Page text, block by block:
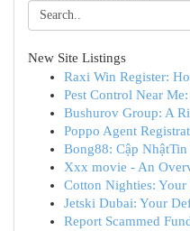
New Site Listings
Raxi Win Register:
Pest Control Near
Bushurov Group: A
Poppo Agent
Bong88: Cập
Xxx movie - An
Cotton Nighties: Your
Jetski Dubai: Your
Report Scammed